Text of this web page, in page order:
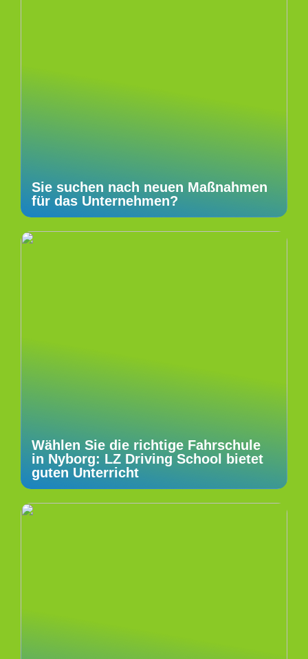
Sie suchen nach neuen Maßnahmen
für das Unternehmen?
Wählen Sie die richtige Fahrschule
in Nyborg: LZ Driving School bietet
guten Unterricht